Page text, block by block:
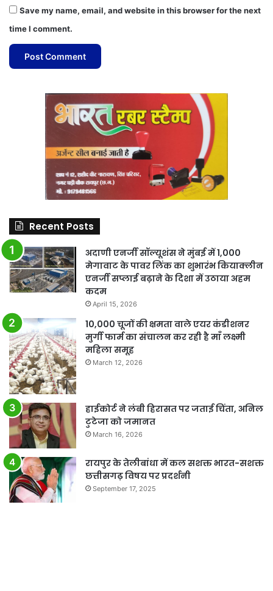
Save my name, email, and website in this browser for the next
time I comment.
Recent Posts
अदाणी एनर्जी सॉल्यूशंस ने मुंबई में 1,000
मेगावाट के पावर लिंक का शुभारंभ कियाक्लीन
एनर्जी सप्लाई बढ़ाने के दिशा में उठाया अहम
कदम
April 15, 2026
10,000 चूजों की क्षमता वाले एयर कंडीशनर
मुर्गी फार्म का संचालन कर रही है माँ लक्ष्मी
महिला समूह
March 12, 2026
हाईकोर्ट ने लंबी हिरासत पर जताई चिंता, अनिल
टुटेजा को जमानत
March 16, 2026
रायपुर के तेलीबांधा में कल सशक्त भारत-सशक्त
छत्तीसगढ़ विषय पर प्रदर्शनी
September 17, 2025